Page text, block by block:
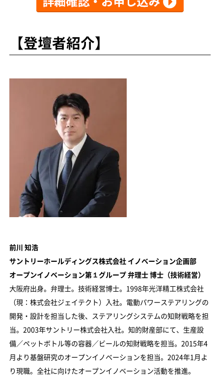
【登壇者紹介】
前川 知浩
サントリーホールディングス株式会社 イノベーション企画部
オープンイノベーション第１グループ 弁理士 博士（技術経営）
大阪府出身。弁理士。技術経営博士。1998年光洋精工株式会社
（現：株式会社ジェイテクト）入社。電動パワーステアリングの
開発・設計を担当した後、ステアリングシステムの知財戦略を担
当。2003年サントリー株式会社入社。知的財産部にて、生産設
備／ペットボトル等の容器／ビールの知財戦略を担当。2015年4
月より基盤研究のオープンイノベーションを担当。2024年1月よ
り現職。全社に向けたオープンイノベーション活動を推進。